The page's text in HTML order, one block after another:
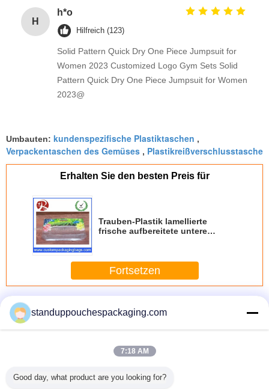
H
h*o
Hilfreich (123)
Solid Pattern Quick Dry One Piece Jumpsuit for
Women 2023 Customized Logo Gym Sets Solid
Pattern Quick Dry One Piece Jumpsuit for Women
2023@
Umbauten: kundenspezifische Plastiktaschen ,
Verpackentaschen des Gemüses , Plastikreißverschlusstasche
Erhalten Sie den besten Preis für
Trauben-Plastik lamellierte
frische aufbereitete untere
Fortsetzen
Mehr
abbaubare
Drehungs-
standuppouchespackaging.com
7:18 AM
Good day, what product are you looking for?